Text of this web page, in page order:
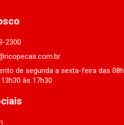
2300
de segunda a sexta-feira das 08h
às 17h30